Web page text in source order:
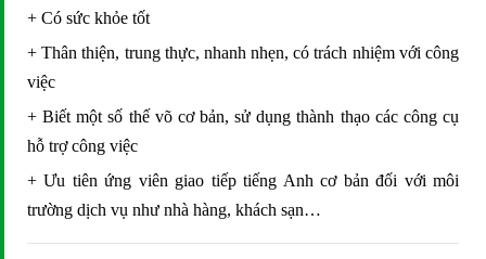
+ Có sức khỏe tốt
+ Thân thiện, trung thực, nhanh nhẹn, có trách nhiệm với công
việc
+ Biết một số thế võ cơ bản, sử dụng thành thạo các công cụ
hỗ trợ công việc
+ Ưu tiên ứng viên giao tiếp tiếng Anh cơ bản đối với môi
trường dịch vụ như nhà hàng, khách sạn…